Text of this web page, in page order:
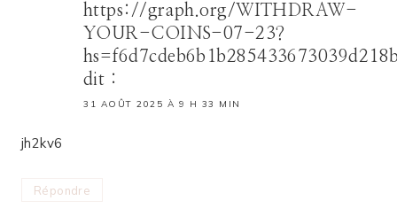
https://graph.org/WITHDRAW-
YOUR-COINS-07-23?
dit :
31 AOÛT 2025 À 9 H 33 MIN
jh2kv6
Répondre